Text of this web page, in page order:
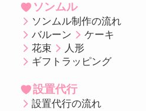
ソンムル
ソンムル制作の流れ
バルーン
ケーキ
花束
人形
ギフトラッピング
設置代行
設置代行の流れ